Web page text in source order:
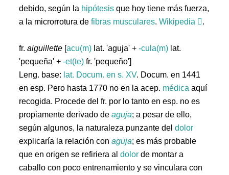
debido, según la hipótesis que hoy tiene más fuerza,
a la microrrotura defibras musculares.Wikipedia .
fr.aiguillette [acu(m) lat. 'aguja' +-cula(m) lat.
'pequeña' +-et(te) fr. 'pequeño']
Leng. base: lat. Docum. en s. XV. Docum. en 1441
en esp. Pero hasta 1770 no en la acep. médica aquí
recogida. Procede del fr. por lo tanto en esp. no es
propiamente derivado deaguja; a pesar de ello,
según algunos, la naturaleza punzante deldolor
explicaría la relación conaguja; es más probable
que en origen se refiriera aldolor de montar a
caballo con poco entrenamiento y se vinculara con